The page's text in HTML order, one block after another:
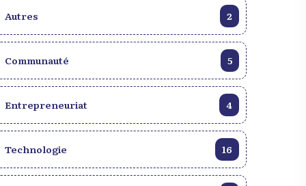
Autres 2
Communauté 5
Entrepreneuriat 4
Technologie 16